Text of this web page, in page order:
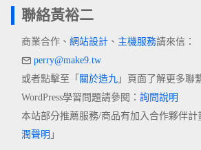
聯絡黃裕二
商業合作、 網站設計 、 主機服務請來信：
perry@make9.tw
或者點擊至「 關於造九 」頁面了解更多聯
WordPress學習問題請參閱： 詢問說明
本站部分推薦服務/商品有加入合作夥伴計
潤聲明 」